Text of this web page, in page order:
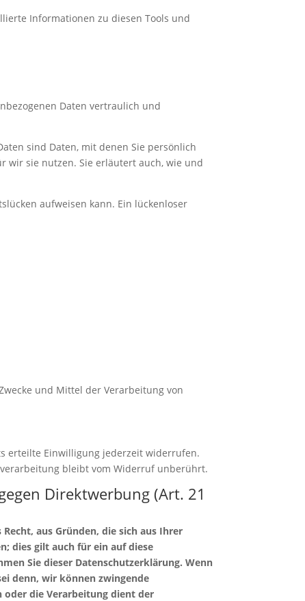
Informationen zu diesen Tools und
Daten vertraulich und
sind Daten, mit denen Sie persönlich
wir sie nutzen. Sie erläutert auch, wie und
aufweisen kann. Ein lückenloser
und Mittel der Verarbeitung von
erteilte Einwilligung jederzeit widerrufen.
bleibt vom Widerruf unberührt.
Direktwerbung (Art. 21
aus Gründen, die sich aus Ihrer
dies gilt auch für ein auf diese
Sie dieser Datenschutzerklärung. Wenn
denn, wir können zwingende
oder die Verarbeitung dient der